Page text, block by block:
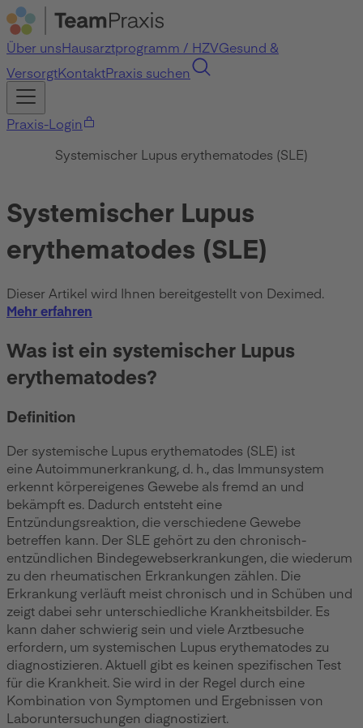
Über unsHausarztprogramm / HZVGesund &
VersorgtKontaktPraxis suchen
Praxis-Login
Systemischer Lupus erythematodes (SLE)
Systemischer Lupus
erythematodes (SLE)
Dieser Artikel wird Ihnen bereitgestellt von Deximed.
Mehr erfahren
Was ist ein systemischer Lupus
erythematodes?
Definition
Der systemische Lupus erythematodes (SLE) ist
eine Autoimmunerkrankung, d. h., das Immunsystem
erkennt körpereigenes Gewebe als fremd an und
bekämpft es. Dadurch entsteht eine
Entzündungsreaktion, die verschiedene Gewebe
betreffen kann. Der SLE gehört zu den chronisch-
entzündlichen Bindegewebserkrankungen, die wiederum
zu den rheumatischen Erkrankungen zählen. Die
Erkrankung verläuft meist chronisch und in Schüben und
zeigt dabei sehr unterschiedliche Krankheitsbilder. Es
kann daher schwierig sein und viele Arztbesuche
erfordern, um systemischen Lupus erythematodes zu
diagnostizieren. Aktuell gibt es keinen spezifischen Test
für die Krankheit. Sie wird in der Regel durch eine
Kombination von Symptomen und Ergebnissen von
Laboruntersuchungen diagnostiziert.